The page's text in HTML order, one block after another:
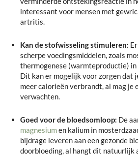
interessant voor mensen met
artritis.
Kan de stofwisseling stimuleren:
scherpe voedingsmiddelen, zoals
thermogenese (warmteproductie)
Dit kan er mogelijk voor zorgen dat
meer calorieën verbrandt, al mag je
verwachten.
Goed voor de bloedsomloop: De
magnesiumen kalium in
bijdrage leveren aan een gezonde
doorbloeding, al hangt dit natuurlijk